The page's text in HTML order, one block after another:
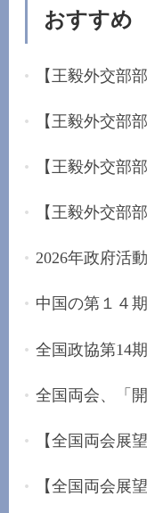
おすすめ
2026年政府活
全国政協第14